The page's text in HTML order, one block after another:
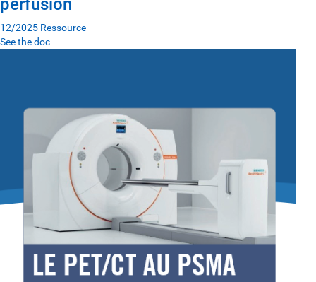
perfusion
12/2025 Ressource
See the doc